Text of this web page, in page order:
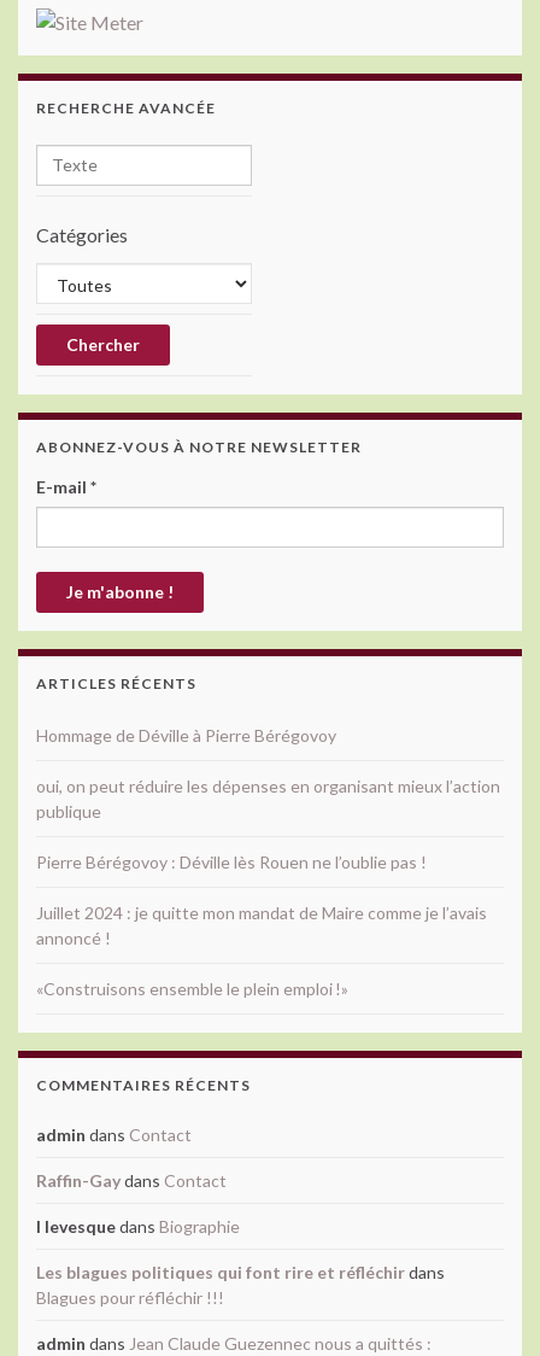
RECHERCHE AVANCÉE
Catégories
ABONNEZ-VOUS À NOTRE NEWSLETTER
E-mail *
ARTICLES RÉCENTS
Hommage de Déville à Pierre Bérégovoy
oui, on peut réduire les dépenses en organisant mieux l’action
publique
Pierre Bérégovoy : Déville lès Rouen ne l’oublie pas !
Juillet 2024 : je quitte mon mandat de Maire comme je l’avais
annoncé !
«Construisons ensemble le plein emploi !»
COMMENTAIRES RÉCENTS
admin dans Contact
Raffin-Gaydans Contact
l levesquedans Biographie
Les blagues politiques qui font rire et réfléchirdans
Blagues pour réfléchir !!!
admin dans Jean Claude Guezennec nous a quittés :